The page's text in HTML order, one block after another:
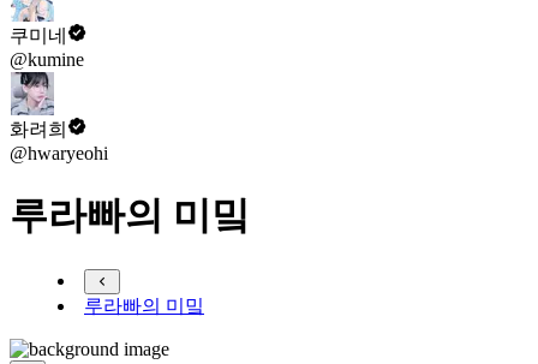
쿠미네
@kumine
화려희
@hwaryeohi
루라빠의 미밐
루라빠의 미밐